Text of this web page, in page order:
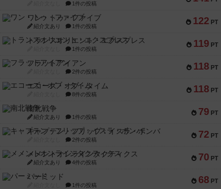
1件の投稿
122 PT
ワン・トゥ・ファイブ
紹介文あり 1件の投稿
119 PT
トランスオリエント・エクスプレス
1件の投稿
118 PT
フラットアイアン
2件の投稿
118 PT
エコーズ・オブ・タイム
8件の投稿
79 PT
南北戦争
紹介文あり 1件の投稿
72 PT
キャプテン・フリップ：イスラ・ボンバ
2件の投稿
70 PT
メメントオンラインタクティクス
紹介文あり 4件の投稿
68 PT
パーミッド
1件の投稿